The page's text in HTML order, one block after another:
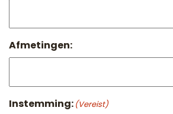
Afmetingen:
Instemming: (Vereist)